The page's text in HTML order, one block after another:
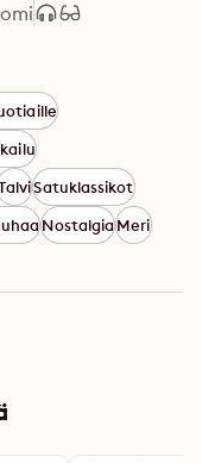
Satuklassikot
NostalgiaMeri